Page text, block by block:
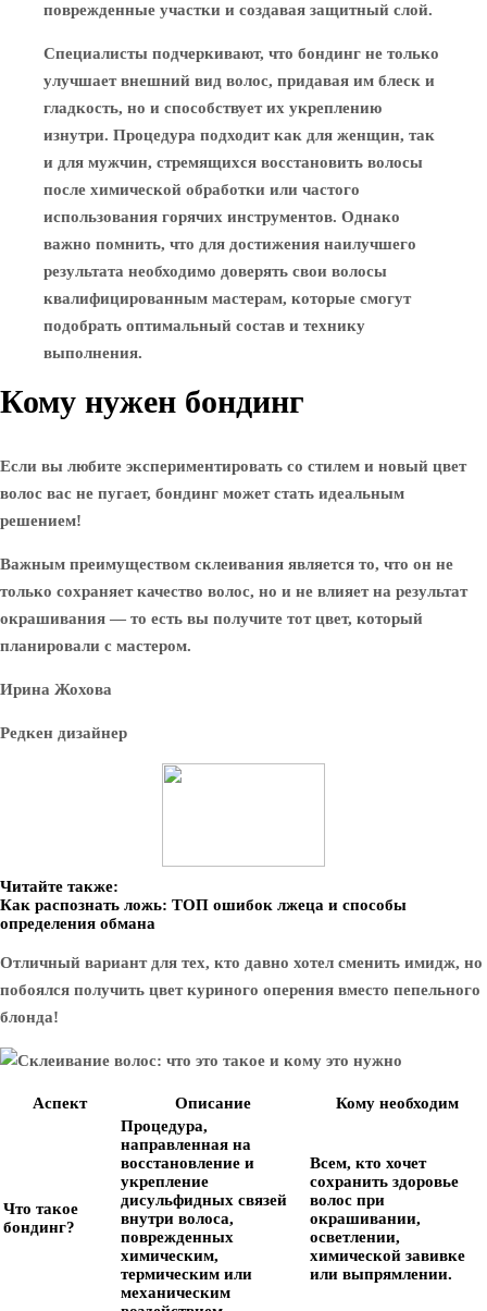
поврежденные участки и создавая защитный слой.
Специалисты подчеркивают, что бондинг не только
улучшает внешний вид волос, придавая им блеск и
гладкость, но и способствует их укреплению
изнутри. Процедура подходит как для женщин, так
и для мужчин, стремящихся восстановить волосы
после химической обработки или частого
использования горячих инструментов. Однако
важно помнить, что для достижения наилучшего
результата необходимо доверять свои волосы
квалифицированным мастерам, которые смогут
подобрать оптимальный состав и технику
выполнения.
Кому нужен бондинг
Если вы любите экспериментировать со стилем и новый цвет
волос вас не пугает, бондинг может стать идеальным
решением!
Важным преимуществом склеивания является то, что он не
только сохраняет качество волос, но и не влияет на результат
окрашивания — то есть вы получите тот цвет, который
планировали с мастером.
Ирина Жохова
Редкен дизайнер
Читайте также:
Как распознать ложь: ТОП ошибок лжеца и способы
определения обмана
Отличный вариант для тех, кто давно хотел сменить имидж, но
побоялся получить цвет куриного оперения вместо пепельного
блонда!
Аспект Описание Кому необходим
Что такое
бондинг?
Процедура,
направленная на
восстановление и
укрепление
дисульфидных связей
внутри волоса,
поврежденных
химическим,
термическим или
механическим
Всем, кто хочет
сохранить здоровье
волос при
окрашивании,
осветлении,
химической завивке
или выпрямлении.